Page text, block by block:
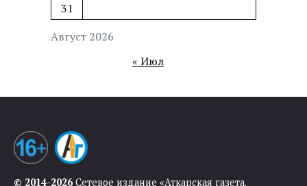
Август 2026
31
« Июл
© 2014-2026Сетевое издание «Аткарская газета.